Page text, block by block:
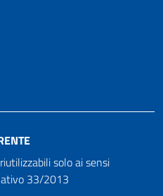
solo ai sensi
33/2013